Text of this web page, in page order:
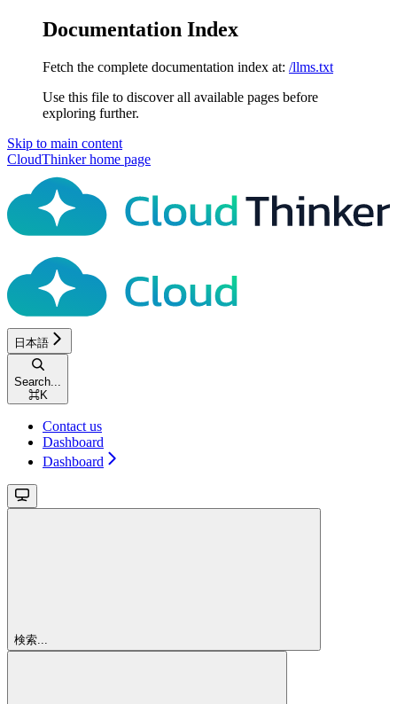
Documentation Index
Fetch the complete documentation index at: /llms.txt
Use this file to discover all available pages before
exploring further.
Skip to main content
CloudThinkerhome page
日本語
Search...
⌘K
Contact us
Dashboard
Dashboard
検索...